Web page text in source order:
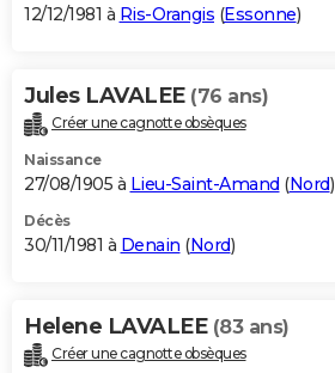
12/12/1981 à Ris-Orangis (Essonne)
Jules LAVALEE (76 ans)
Créer une cagnotte obsèques
Naissance
27/08/1905 à Lieu-Saint-Amand (Nord)
Décès
30/11/1981 à Denain (Nord)
Helene LAVALEE (83 ans)
Créer une cagnotte obsèques